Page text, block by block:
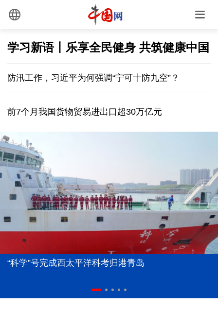
学习新语丨乐享全民健身 共筑健康中国
防汛工作，习近平为何强调“宁可十防九空”？
前7个月我国货物贸易进出口超30万亿元
“科学”号完成西太平洋科考归港青岛